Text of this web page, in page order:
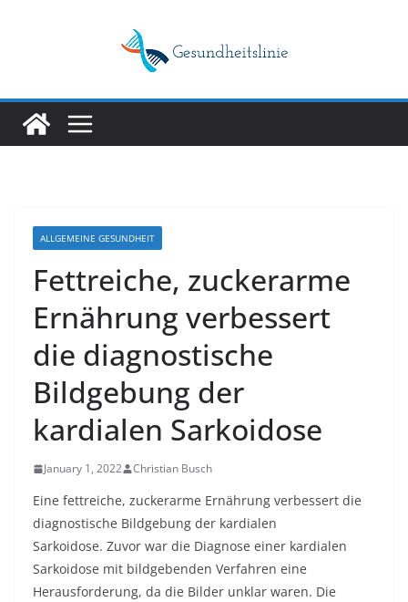
ALLGEMEINE GESUNDHEIT
Fettreiche, zuckerarme
Ernährung verbessert
die diagnostische
Bildgebung der
kardialen Sarkoidose
January 1, 2022 Christian Busch
Eine fettreiche, zuckerarme Ernährung verbessert die
diagnostische Bildgebung der kardialen
Sarkoidose. Zuvor war die Diagnose einer kardialen
Sarkoidose mit bildgebenden Verfahren eine
Herausforderung, da die Bilder unklar waren. Die